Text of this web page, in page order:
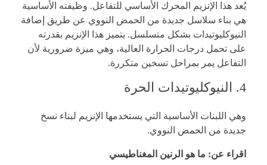
يُعد هذا الإنزيم المحرك الأساسي للتفاعل. وظيفته الأساسية
هي بناء سلاسل جديدة من الحمض النووي عن طريق إضافة
النيوكليوتيدات بشكل متسلسل. يتميز هذا الإنزيم بقدرته
على تحمل درجات الحرارة العالية، وهي ميزة ضرورية لأن
التفاعل يمر بمراحل تسخين متكررة.
4. النيوكليوتيدات الحرة
وهي اللبنات الأساسية التي يستخدمها الإنزيم لبناء نسخ
جديدة من الحمض النووي.
اقراء عن: ما هو الرنين المغناطيسي